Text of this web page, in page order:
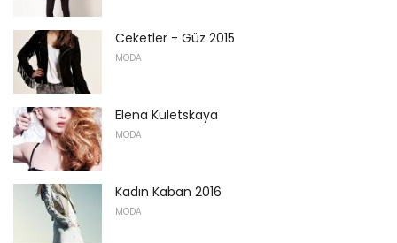
Ceketler - Güz 2015
MODA
Elena Kuletskaya
MODA
Kadın Kaban 2016
MODA